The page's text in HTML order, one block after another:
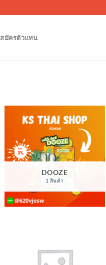
สมัครตัวแทน
DOOZE
1 สินค้า